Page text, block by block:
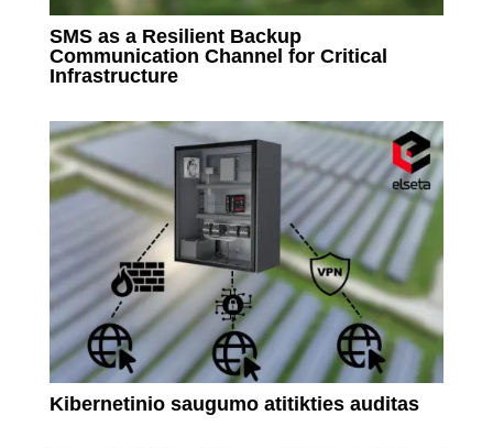
SMS as a Resilient Backup
Communication Channel for Critical
Infrastructure
Kibernetinio saugumo atitikties auditas